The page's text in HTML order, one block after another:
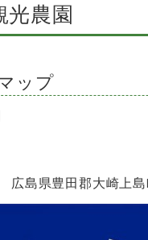
光農園
ップ
島県豊田郡大崎上